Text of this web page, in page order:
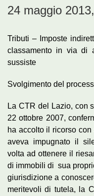
24 maggio
Tributi – Imposte
classamento in via di
sussiste
Svolgimento del
La CTR del Lazio, con
22 ottobre 2007,
ha accolto il ricorso
aveva impugnato il
volta ad ottenere il
di immobili di sua
giurisdizione a
meritevoli di tutela, la